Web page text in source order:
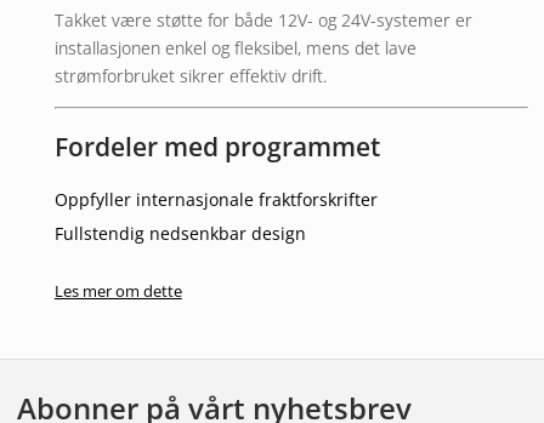
Takket være støtte for både 12V- og 24V-systemer er
installasjonen enkel og fleksibel, mens det lave
strømforbruket sikrer effektiv drift.
Fordeler med programmet
Oppfyller internasjonale fraktforskrifter
Fullstendig nedsenkbar design
Lavt strømforbruk
Annen/viktig informasjon
Les mer om dette
Abonner på vårt nyhetsbrev